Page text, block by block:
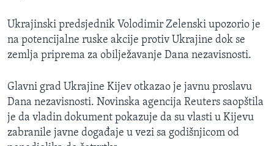
Ukrajinski predsjednik Volodimir Zelenski upozorio je
na potencijalne ruske akcije protiv Ukrajine dok se
zemlja priprema za obilježavanje Dana nezavisnosti.
Glavni grad Ukrajine Kijev otkazao je javnu proslavu
Dana nezavisnosti. Novinska agencija Reuters saopštila
je da vladin dokument pokazuje da su vlasti u Kijevu
zabranile javne događaje u vezi sa godišnjicom od